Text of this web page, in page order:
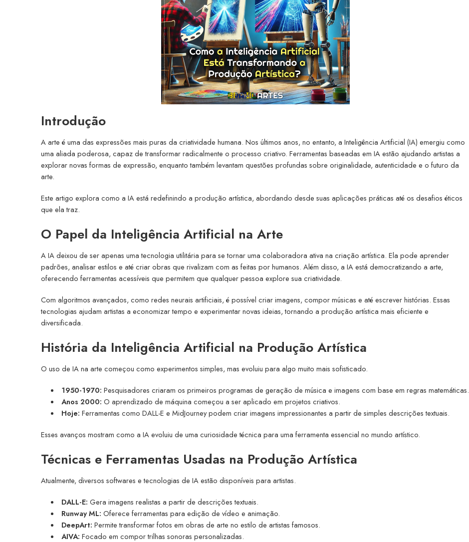
Introdução
A arte é uma das expressões mais puras da criatividade humana. Nos últimos anos, no entanto, a Inteligência Artificial (IA) emergiu como
uma aliada poderosa, capaz de transformar radicalmente o processo criativo. Ferramentas baseadas em IA estão ajudando artistas a
explorar novas formas de expressão, enquanto também levantam questões profundas sobre originalidade, autenticidade e o futuro da
arte.
Este artigo explora como a IA está redefinindo a produção artística, abordando desde suas aplicações práticas até os desafios éticos
que ela traz.
O Papel da Inteligência Artificial na Arte
A IA deixou de ser apenas uma tecnologia utilitária para se tornar uma colaboradora ativa na criação artística. Ela pode aprender
padrões, analisar estilos e até criar obras que rivalizam com as feitas por humanos. Além disso, a IA está democratizando a arte,
oferecendo ferramentas acessíveis que permitem que qualquer pessoa explore sua criatividade.
Com algoritmos avançados, como redes neurais artificiais, é possível criar imagens, compor músicas e até escrever histórias. Essas
tecnologias ajudam artistas a economizar tempo e experimentar novas ideias, tornando a produção artística mais eficiente e
diversificada.
História da Inteligência Artificial na Produção Artística
O uso de IA na arte começou como experimentos simples, mas evoluiu para algo muito mais sofisticado.
1950-1970: Pesquisadores criaram os primeiros programas de geração de música e imagens com base em regras matemáticas.
Anos 2000: O aprendizado de máquina começou a ser aplicado em projetos criativos.
Hoje: Ferramentas como DALL-E e MidJourney podem criar imagens impressionantes a partir de simples descrições textuais.
Esses avanços mostram como a IA evoluiu de uma curiosidade técnica para uma ferramenta essencial no mundo artístico.
Técnicas e Ferramentas Usadas na Produção Artística
Atualmente, diversos softwares e tecnologias de IA estão disponíveis para artistas.
DALL-E: Gera imagens realistas a partir de descrições textuais.
Runway ML: Oferece ferramentas para edição de vídeo e animação.
DeepArt: Permite transformar fotos em obras de arte no estilo de artistas famosos.
AIVA: Focado em compor trilhas sonoras personalizadas.